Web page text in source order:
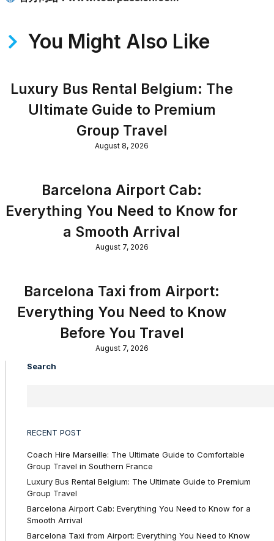
You Might Also Like
Luxury Bus Rental Belgium: The
Ultimate Guide to Premium
Group Travel
August 8, 2026
Barcelona Airport Cab:
Everything You Need to Know for
a Smooth Arrival
August 7, 2026
Barcelona Taxi from Airport:
Everything You Need to Know
Before You Travel
August 7, 2026
Search
RECENT POST
Coach Hire Marseille: The Ultimate Guide to Comfortable
Group Travel in Southern France
Luxury Bus Rental Belgium: The Ultimate Guide to Premium
Group Travel
Barcelona Airport Cab: Everything You Need to Know for a
Smooth Arrival
Barcelona Taxi from Airport: Everything You Need to Know